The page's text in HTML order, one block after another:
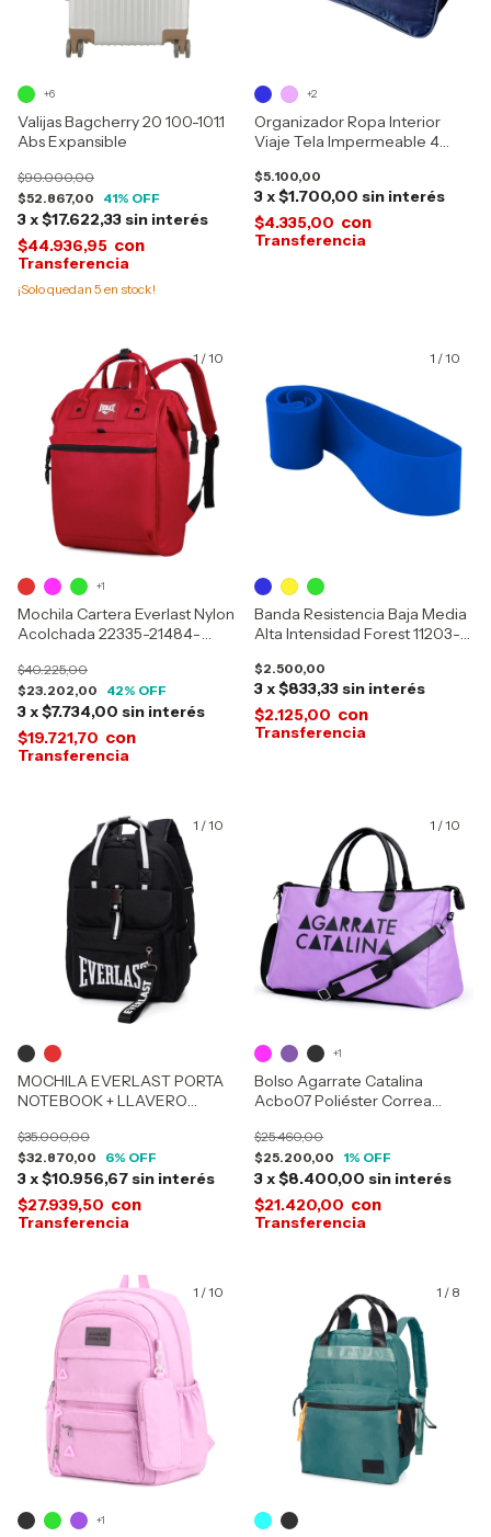
Valijas Bagcherry 20 100-101.1
Abs Expansible
$52.867,00
$90.000,00
41% OFF
3x$17.622,33 sin interés
$44.936,95 con
¡Solo quedan 5 en stock!
+6
Organizador Ropa Interior
Viaje Tela Impermeable 4
$5.100,00
3x$1.700,00 sin interés
$4.335,00 con
+2
1 /10
Mochila Cartera Everlast Nylon
Acolchada 22335-21484-
22158-22159
$23.202,00
$40.225,00
42% OFF
3x$7.734,00 sin interés
$19.721,70 con
+1
1 /10
Banda Resistencia Baja Media
Alta Intensidad Forest 11203-
11952
$2.500,00
3x$833,33 sin interés
$2.125,00 con
1 /10
MOCHILA EVERLAST PORTA
NOTEBOOK + LLAVERO
$32.870,00
$35.000,00
6% OFF
3x$10.956,67 sin interés
$27.939,50 con
1 /10
Bolso Agarrate Catalina
Acbo07 Poliéster Correa
$25.200,00
$25.460,00
1% OFF
3x$8.400,00 sin interés
$21.420,00 con
+1
1 /10
+1
1 / 8